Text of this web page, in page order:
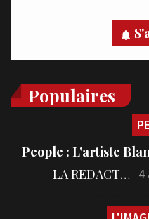
Populaires
People : L’artiste
LA REDACTION 4